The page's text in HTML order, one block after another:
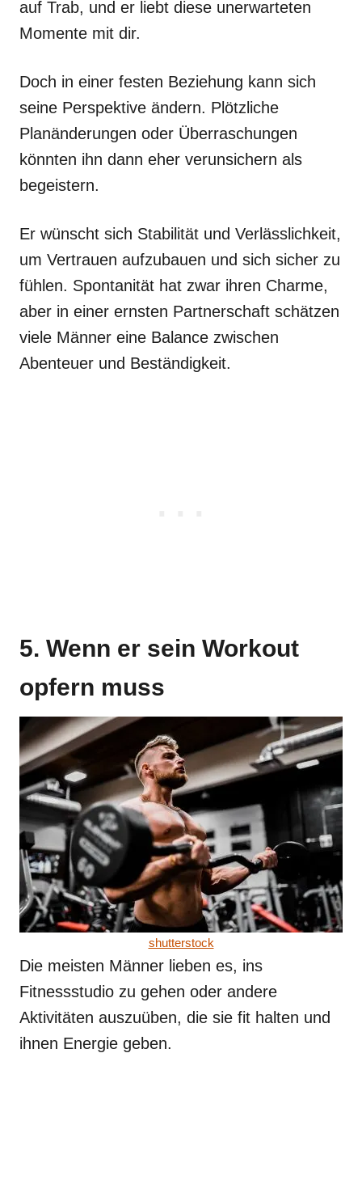
auf Trab, und er liebt diese unerwarteten
Momente mit dir.
Doch in einer festen Beziehung kann sich
seine Perspektive ändern. Plötzliche
Planänderungen oder Überraschungen
könnten ihn dann eher verunsichern als
begeistern.
Er wünscht sich Stabilität und Verlässlichkeit,
um Vertrauen aufzubauen und sich sicher zu
fühlen. Spontanität hat zwar ihren Charme,
aber in einer ernsten Partnerschaft schätzen
viele Männer eine Balance zwischen
Abenteuer und Beständigkeit.
5. Wenn er sein Workout
opfern muss
shutterstock
Die meisten Männer lieben es, ins
Fitnessstudio zu gehen oder andere
Aktivitäten auszuüben, die sie fit halten und
ihnen Energie geben.